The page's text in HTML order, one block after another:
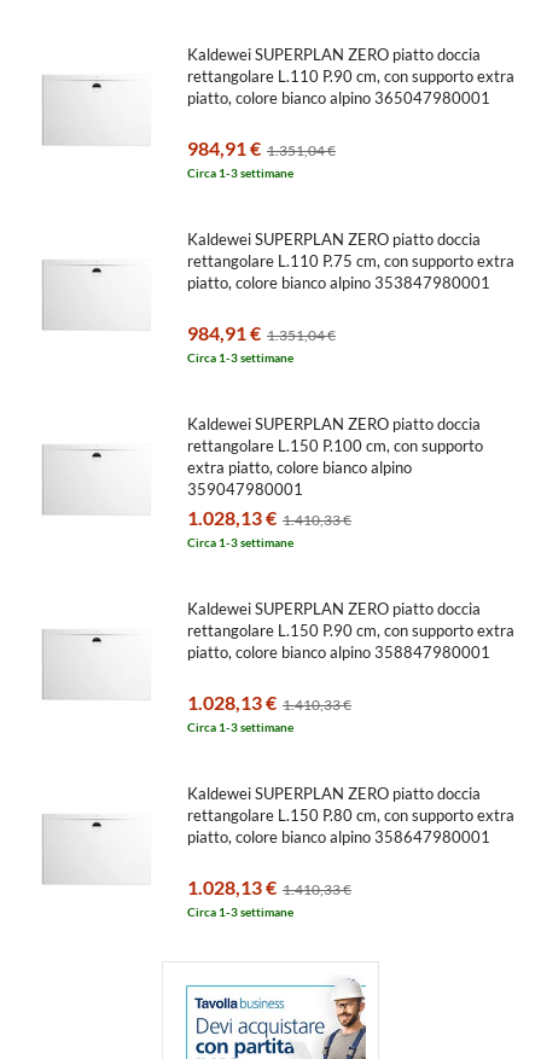
Kaldewei SUPERPLAN ZERO piatto doccia
rettangolare L.110 P.90 cm, con supporto extra
piatto, colore bianco alpino 365047980001
984,91 € 1.351,04 €
Circa 1-3 settimane
Kaldewei SUPERPLAN ZERO piatto doccia
rettangolare L.110 P.75 cm, con supporto extra
piatto, colore bianco alpino 353847980001
984,91 € 1.351,04 €
Circa 1-3 settimane
Kaldewei SUPERPLAN ZERO piatto doccia
rettangolare L.150 P.100 cm, con supporto
extra piatto, colore bianco alpino
359047980001
1.028,13 € 1.410,33 €
Circa 1-3 settimane
Kaldewei SUPERPLAN ZERO piatto doccia
rettangolare L.150 P.90 cm, con supporto extra
piatto, colore bianco alpino 358847980001
1.028,13 € 1.410,33 €
Circa 1-3 settimane
Kaldewei SUPERPLAN ZERO piatto doccia
rettangolare L.150 P.80 cm, con supporto extra
piatto, colore bianco alpino 358647980001
1.028,13 € 1.410,33 €
Circa 1-3 settimane